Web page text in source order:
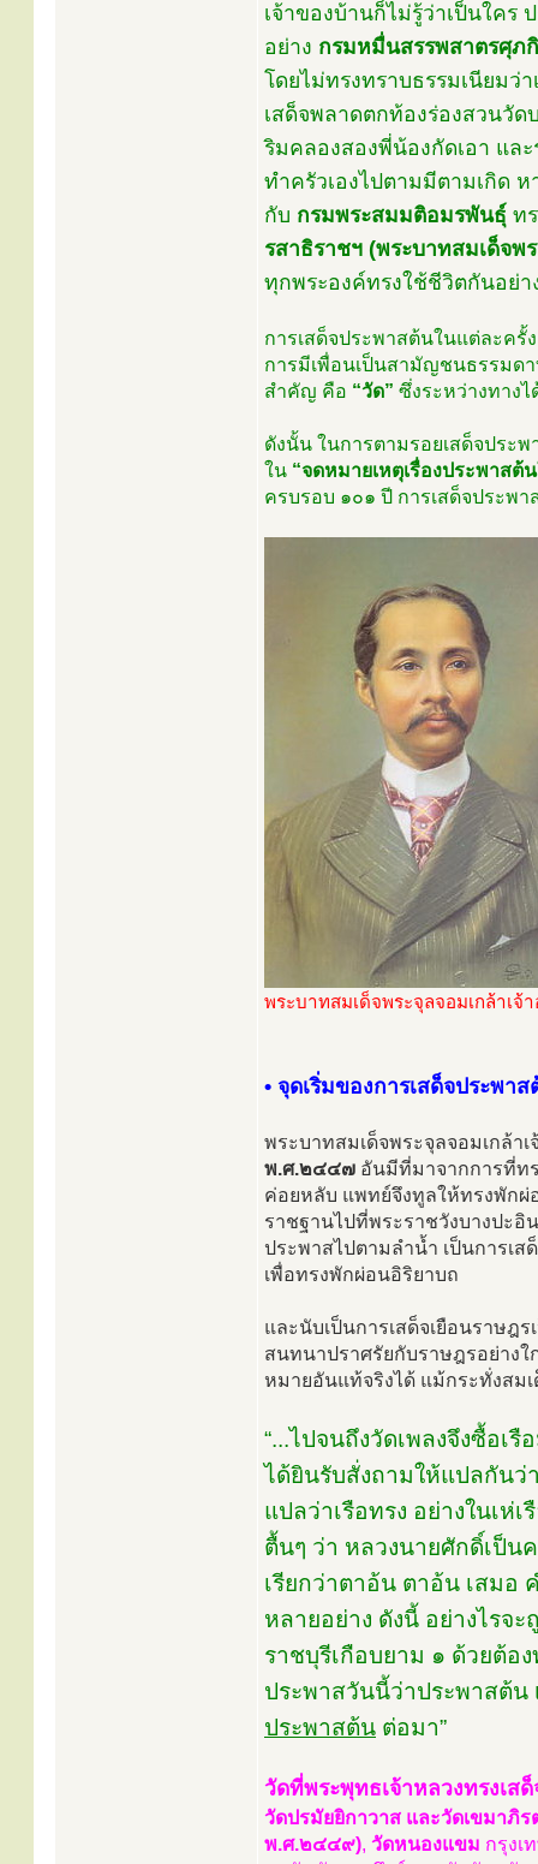
เจ้าของบ้านก็ไม่รู้ว่าเป็นใคร
อย่าง กรมหมื่นสรรพสาตรศุภ
โดยไม่ทรงทราบธรรมเนียมว่
เสด็จพลาดตกท้องร่องสวนวั
ริมคลองสองพี่น้องกัดเอา แล
ทำครัวเองไปตามมีตามเกิด
กับ กรมพระสมมติอมรพันธุ์ ท
รสาธิราชฯ (พระบาทสมเด็จพ
ทุกพระองค์ทรงใช้ชีวิตกันอย่
การเสด็จประพาสต้นในแต่ละครั้
การมีเพื่อนเป็นสามัญชนธรรมด
สำคัญ คือ “วัด” ซึ่งระหว่างทาง
ดังนั้น ในการตามรอยเสด็จประ
ใน “จดหมายเหตุเรื่องประพาสต้
ครบรอบ ๑๐๑ ปี การเสด็จประพ
พระบาทสมเด็จพระจุลจอมเกล้าเจ้
• จุดเริ่มของการเสด็จประพาส
พระบาทสมเด็จพระจุลจอมเกล้า
พ.ศ.๒๔๔๗ อันมีที่มาจากการที่ท
ค่อยหลับ แพทย์จึงทูลให้ทรงพักผ่
ราชฐานไปที่พระราชวังบางปะอิ
ประพาสไปตามลำน้ำ เป็นการเส
เพื่อทรงพักผ่อนอิริยาบถ
และนับเป็นการเสด็จเยือนราษฎ
สนทนาปราศรัยกับราษฎรอย่าง
หมายอันแท้จริงได้ แม้กระทั่งสม
“...ไปจนถึงวัดเพลงจึงซื้อเ
ได้ยินรับสั่งถามให้แปลกันว่
แปลว่าเรือทรง อย่างในเห่
ตื้นๆ ว่า หลวงนายศักดิ์เป็น
เรียกว่าตาอ้น ตาอ้น เสมอ
หลายอย่าง ดังนี้ อย่างไรจ
ราชบุรีเกือบยาม ๑ ด้วยต้อ
ประพาสวันนี้ว่าประพาสต้น
ประพาสต้น ต่อมา”
วัดที่พระพุทธเจ้าหลวงทรงเ
วัดปรมัยยิกาวาส และวัดเขมาภิ
พ.ศ.๒๔๔๙), วัดหนองแขม กรุงเ